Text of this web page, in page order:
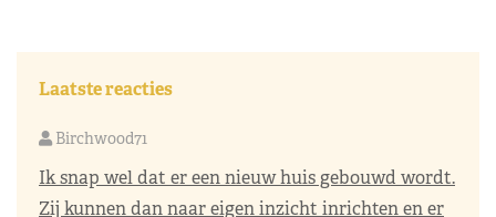
Laatste reacties
Birchwood71
Ik snap wel dat er een nieuw huis gebouwd wordt.
Zij kunnen dan naar eigen inzicht inrichten en er